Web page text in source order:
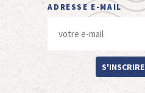
ADRESSE E-MAIL
S'INSCRIRE